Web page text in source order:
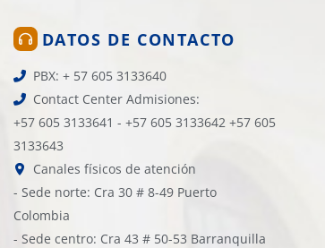
DATOS DE CONTACTO
PBX: + 57 605 3133640
Contact Center Admisiones:
+57 605 3133641 - +57 605 3133642 +57 605
3133643
Canales físicos de atención
- Sede norte: Cra 30 # 8-49 Puerto
Colombia
- Sede centro: Cra 43 # 50-53 Barranquilla